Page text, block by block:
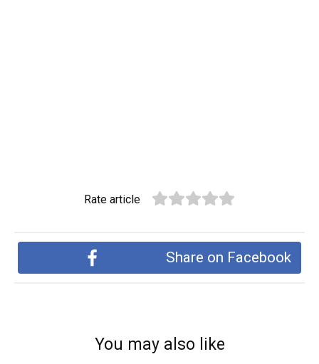
Rate article
Share on Facebook
You may also like